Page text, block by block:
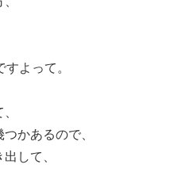
よって。
かあるので、
して、